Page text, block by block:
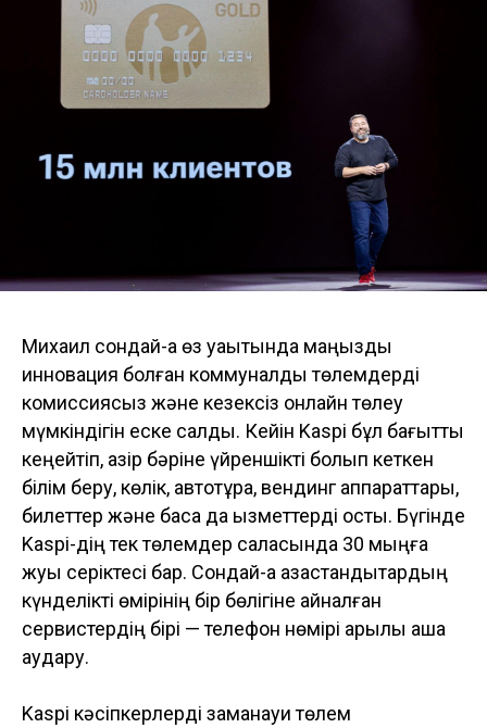
Михаил сондай-ақ өз уақытында маңызды
инновация болған коммуналдық төлемдерді
комиссиясыз және кезексіз онлайн төлеу
мүмкіндігін еске салды. Кейін Kaspi бұл бағытты
кеңейтіп, қазір бәріне үйреншікті болып кеткен
білім беру, көлік, автотұрақ, вендинг аппараттары,
билеттер және басқа да қызметтерді қосты. Бүгінде
Kaspi-дің тек төлемдер саласында 30 мыңға
жуық серіктесі бар. Сондай-ақ қазақстандықтардың
күнделікті өмірінің бір бөлігіне айналған
сервистердің бірі — телефон нөмірі арқылы ақша
аудару.
Kaspi кәсіпкерлерді заманауи төлем